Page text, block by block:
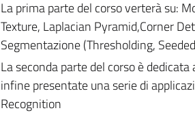
La prima parte del corso verterà su:
Texture, Laplacian Pyramid,Corner
Segmentazione (Thresholding,
La seconda parte del corso è
infine presentate una serie di
Recognition